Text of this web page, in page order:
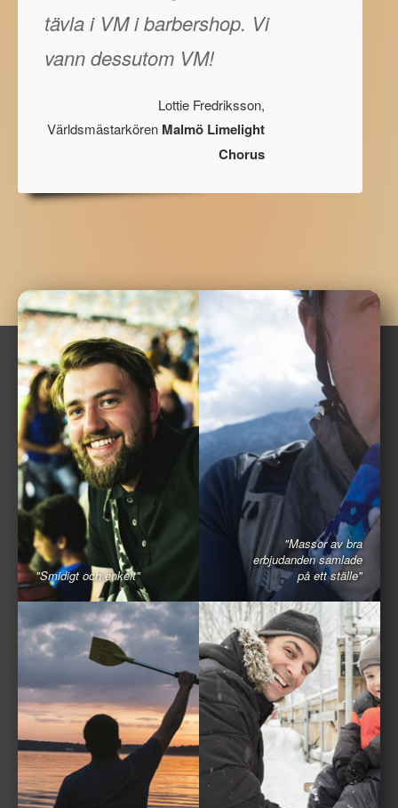
tävla i VM i barbershop. Vi
vann dessutom VM!
Lottie Fredriksson,
Världsmästarkören Malmö Limelight
Chorus
"Smidigt och enkelt"
"Massor av bra
erbjudanden samlade
på ett ställe"